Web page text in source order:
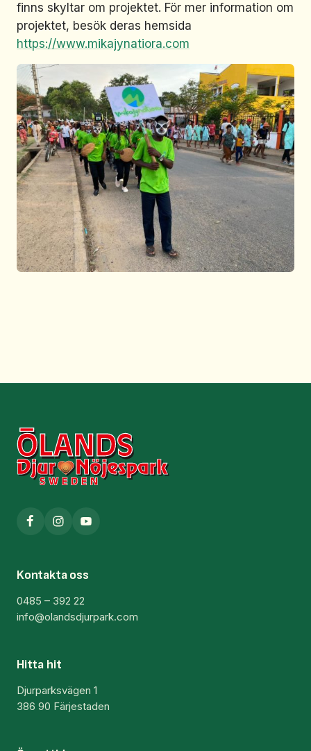
finns skyltar om projektet. För mer information om
projektet, besök deras hemsida
https://www.mikajynatiora.com
Kontakta oss
0485 – 392 22
info@olandsdjurpark.com
Hitta hit
Djurparksvägen 1
386 90 Färjestaden